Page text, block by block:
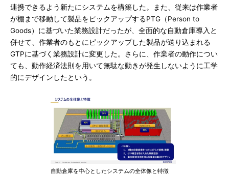
連携できるよう新たにシステムを構築した。また、従来は作業者
が棚まで移動して製品をピックアップするPTG（Person to
Goods）に基づいた業務設計だったが、全面的な自動倉庫導入と
併せて、作業者のもとにピックアップした製品が送り込まれる
GTPに基づく業務設計に変更した。さらに、作業者の動作につい
ても、動作経済法則を用いて無駄な動きが発生しないように工学
的にデザインしたという。
自動倉庫を中心としたシステムの全体像と特徴